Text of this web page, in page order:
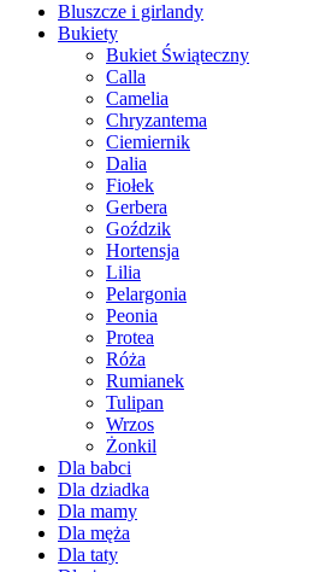
Bluszcze i girlandy
Bukiety
Bukiet Świąteczny
Calla
Camelia
Chryzantema
Ciemiernik
Dalia
Fiołek
Gerbera
Goździk
Hortensja
Lilia
Pelargonia
Peonia
Protea
Róża
Rumianek
Tulipan
Wrzos
Żonkil
Dla babci
Dla dziadka
Dla mamy
Dla męża
Dla taty